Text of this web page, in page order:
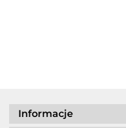
Informacje